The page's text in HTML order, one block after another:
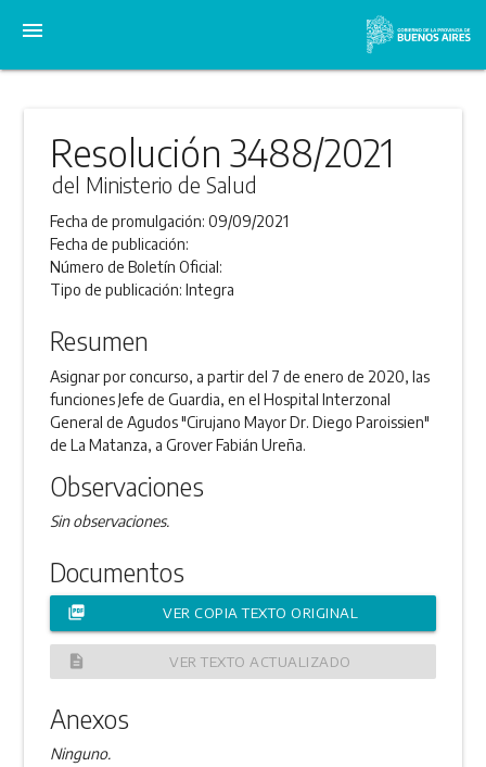
menu
Resolución 3488/2021
del Ministerio de Salud
Fecha de promulgación:09/09/2021
Fecha de publicación:
Número de Boletín Oficial:
Tipo de publicación:Integra
Resumen
Asignar por concurso, a partir del 7 de enero de 2020, las
funciones Jefe de Guardia, en el Hospital Interzonal
General de Agudos "Cirujano Mayor Dr. Diego Paroissien"
de La Matanza, a Grover Fabián Ureña.
Observaciones
Sin observaciones.
Documentos
picture_as_pdf VER COPIA TEXTO ORIGINAL
description VER TEXTO ACTUALIZADO
Anexos
Ninguno.